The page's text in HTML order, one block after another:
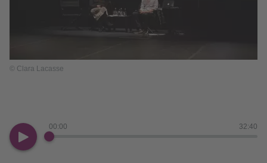
© Clara Lacasse
00:00 32:40